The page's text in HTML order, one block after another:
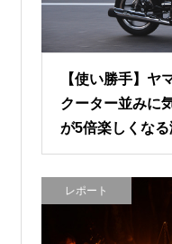
【使い勝手】ヤ
クーター並みに
が5倍楽しくなる
レポート